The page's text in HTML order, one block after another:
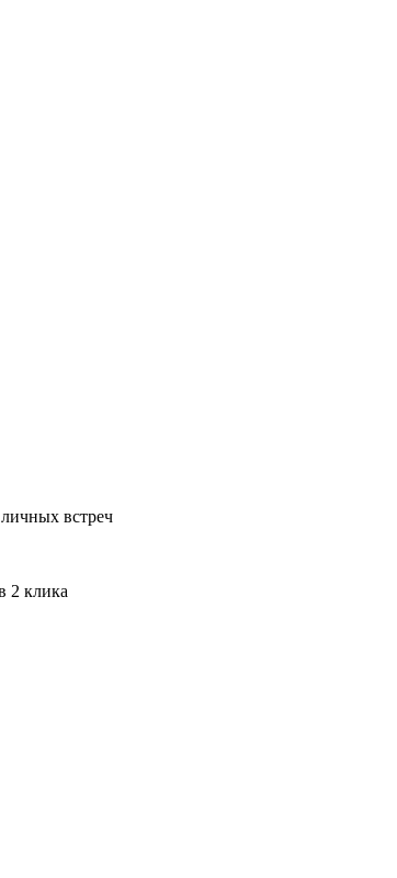
встреч
2 клика